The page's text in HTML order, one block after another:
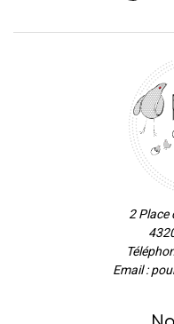
2 Place
Email :